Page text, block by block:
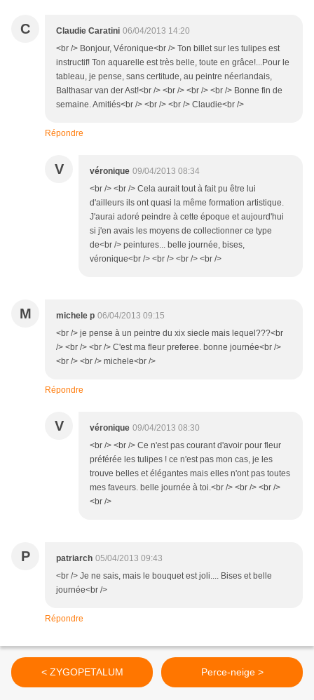
C Claudie Caratini 06/04/2013 14:20
<br /> Bonjour, Véronique<br /> Ton billet sur les tulipes est
instructif! Ton aquarelle est très belle, toute en grâce!...Pour le
tableau, je pense, sans certitude, au peintre néerlandais,
Balthasar van der Ast!<br /> <br /> <br /> <br /> Bonne fin de
semaine. Amitiés<br /> <br /> <br /> Claudie<br />
Répondre
V véronique 09/04/2013 08:34
<br /> <br /> Cela aurait tout à fait pu être lui
d'ailleurs ils ont quasi la même formation artistique.
J'aurai adoré peindre à cette époque et aujourd'hui
si j'en avais les moyens de collectionner ce type
de<br /> peintures... belle journée, bises,
véronique<br /> <br /> <br /> <br />
M michele p 06/04/2013 09:15
<br /> je pense à un peintre du xix siecle mais lequel???<br
/> <br /> <br /> C'est ma fleur preferee. bonne journée<br />
<br /> <br /> michele<br />
Répondre
V véronique 09/04/2013 08:30
<br /> <br /> Ce n'est pas courant d'avoir pour fleur
préférée les tulipes ! ce n'est pas mon cas, je les
trouve belles et élégantes mais elles n'ont pas toutes
mes faveurs. belle journée à toi.<br /> <br /> <br />
<br />
P patriarch 05/04/2013 09:43
<br /> Je ne sais, mais le bouquet est joli.... Bises et belle
journée<br />
Répondre
< ZYGOPETALUM Perce-neige >